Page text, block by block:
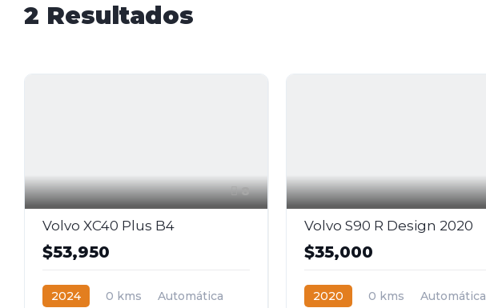
2 Resultados
8
Volvo XC40 Plus B4
$53,950
2024 0 kms Automática
Volvo S90 R Design 2020
$35,000
2020 0 kms Automática